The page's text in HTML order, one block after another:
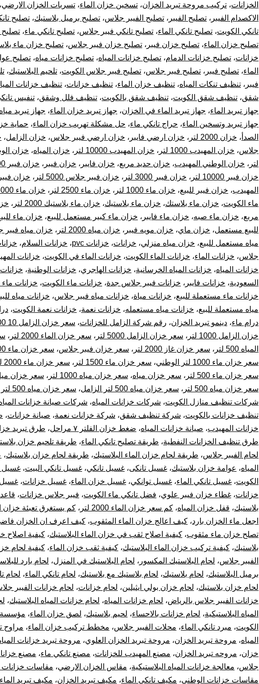
الخزانات، تركيب مروحة تبريد الخزان، تسخين خزان الماء، تسربات الخزان الارضي
الاكصدام الفيبر ، تصليح الفيبر ، تصليح الفيبر جلاس، تصليح برميل بلاستيك، تصليح
تانكي الكويت، تصليح تانكي الماء، تصليح تانكي فيبر جلاس، تصليح تانكي ماء،
تصليح خزان الماء، تصليح خزان فيبر ، تصليح خزان فيبر جلاس، تصليح خزان ماء
خزانات، تصليح خزانات الدمام، تصليح خزانات المياه، تصليح خزانات مياه، تصليح
الماء، تصليح فيبر ، تصليح فيبر جلاس، تصليح فيبر جلاس الكويت، تلحيم البلاستيك،
فيبر ، تنظيف تنكات المياه، تنظيف خزان الماء، تنظيف خزانات، تنظيف خزانات
شقق، تنظيف شقق الكويت، تنظيف شقق بالكويت، تنظيف فلل وشقق، تنفيس
جهاز تبريد الماء، جهاز تبريد الماء في الخزان، جهاز تبريد خزان الماء، جهاز تبريد
جهاز تبريد وتسخين الماء، حراج تانكي ماء، حل مشكلة تهريب خزان الماء، حماية
الصدأ ، خزان 2000 لتر ، خزان ارضي فايبر ، خزان ارضي فيبر جلاس، خزان الزامل،
جلاس، خزان المهيدب 1000 لتر ، خزان المهيدب 10000 لتر ، خزان المياه،
لتر ، خزان الوطني المهيدب، خزان حديد مربع، خزان فايبر ، خزان فيبر ، خزان فيبر 1000 لتر
خزان فيبر 10000 لتر
، خزان فيبر 3000 لتر ، خزان فيبر جلاس 5000 لتر ، خزان
المهيدب، خزان فيبر للبيع، خزان ماء 1000 لتر ، خزان ماء 2500 لتر ، خزان ماء 5000 لتر
ماء الكويت، خزان ماء بلاستك، خزان ماء بلاستيك، خزان ماء بلاستيك 2000 لتر ،
مربع، خزان ماء صبه، خزان ماء فايبر ، خزان ماء كبير مستعمل للبيع، خزان ماء
للبيع مستعمل، خزان ماي، خزان مويه فيبر ، خزان مياه 2000 لتر ، خزان مياه
مياه مستعمل للبيع، خزان مياه منزلي، خزانات، خزانات pvc ، خزانات السلام،
جلاس، خزانات الماء، خزانات الماء الكويت، خزانات الماء في الكويت، خزانات
خزانات المياه، خزانات المياه الخرسانية، خزانات الهاجري، خزانات الوطنية،
السعودية، خزانات فايبر ، خزانات فيبر جلاس جدة، خزانات ماء الكويت، خزانات ماء
خزانات ماء مستعملة للبيع، خزانات مياة، خزانات مياه فيبر جلاس، خزانات مياه
مياه مستعملة للبيع، خزانات مياه مستعمله، خزانات نعمة، خزانات نعمة الكويت،
درام ماء، دينمو تبريد الخزان، رقم شركة الزامل للخزانات، سعر خزان الزامل 10 000 لتر
خزان الزامل 1000 لتر
، سعر خزان الزامل 5000 لتر ، سعر خزان الماء 2000 لتر ،
المياه 500 لتر
، سعر خزان غاز 2000 لتر ، سعر خزان فيبر جلاس، سعر خزان ماء 1000 لتر
سعر خزان ماء 1000 لتر الوطني
، سعر خزان ماء 1500 لتر ، سعر خزان ماء 2000 لتر المهيدب
سعر خزان ماء 500 لتر
، سعر خزان مياه، سعر خزان مياه 1000 لتر ، سعر خزان مياه 300
سعر خزان مياه 500 لتر
، سعر خزان مياه 500 لتر الزامل ، سعر خزان مياه 500 لتر المهيدب
شركات تنظيف منازل الكويت، شركات خزانات المياه، شركات صيانة خزانات
تنظيف خزانات بالكويت، شركة تنظيف شقق، شركة خزانات نعمة، صيانة خزانات،
خزانات المهيدب، صيانة خزانات المياه، ضغط خزان الفلتر ٧ مراحل ، طرق تبريد
طرق تنظيف الخزانات النفطية، طريقة تصليح تانكي الماء، طريقة تلحيم خزان
لحام الفيبر جلاس، طريقة لحام خزان الماء البلاستيك، طريقة لحام خزان بلاستيك،
المياه، عوامة خزان بلاستيك، غسيل تانكى، غسيل تانكي، غسيل تانكي البيت، غسيل
الكويت، غسيل تانكي الماء، غسيل توانكي، غسيل خزان الماء، غسيل خزانات،
خزانات، غطاء خزان فيبر علوي، فضل تانكي ماء الكويت، فيبر جلاس خزانات،
بلاستيك، قفل خزان المياه، كم سعر خزان الماء 2000 لتر ، كم يستغرق تعبئة خزان
اجعل ماء الخزان بارد، كيف اعالج خزان الماء المثقوب، كيف اعرف ان الخزان
تصلح خزان ماء مثقوب، كيفية اصلاح ثقب في خزان الماء البلاستيك، كيفية اصلاح
بلاستيك، كيفية تركيب خزان الماء البلاستيك، كيفية ثقب خزان الماء، كيفية لحام
الفيبر جلاس، لحام البلاستيك المكسور ، لحام البلاستيك في المنزل، لحام بارد
برميل البلاستيك، لحام بلاستيك، لحام بلاستيك مع بلاستيك، لحام تانكي الماء، لحام
لحام خزان بلاستيك، لحام خزان بولي ايثيلين، لحام خزانات، لحام خزانات الفيبر
خزانات الفيبر جلاس بالرياض، لحام خزانات المياه، لحام خزانات المياه البلاستيك،
المياه البلاستيكية، لحام خزانات بالاحساء، لحيم بلاستيك، لصق خزان الماء،
الكويت، مبرد تانكي الماء، محلات الفيبر جلاس، مخطط تركيب خزان الماء، مراوح
المياه، مروحة تبريد الخزان، مروحة تبريد الخزان العلوي، مروحة تبريد خزانات
خزان، مروحه تبريد الخزان، مصنع المهيدب للخزانات، مصنع تانكي ماء، مصنع
جلاس، معالجة خزانات المياه البلاستيكية، مقاس الخزان الارضي، مقاسات خزانات
مقاسات خزانات الوطني، مكيف تانكي الماء، مكيف تبريد الخزان، مكيف تبريد الماء